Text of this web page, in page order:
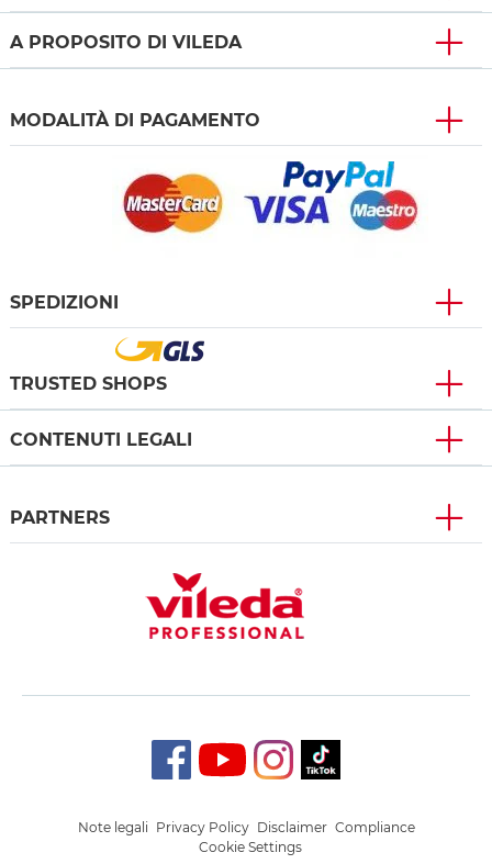
A PROPOSITO DI VILEDA
MODALITÀ DI PAGAMENTO
SPEDIZIONI
TRUSTED SHOPS
CONTENUTI LEGALI
PARTNERS
Note legali Privacy Policy Disclaimer Compliance
Cookie Settings